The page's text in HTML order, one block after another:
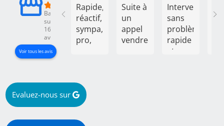
Basé
sur
166
avis
Voir tous les avis
Rapide,
réactif,
sympa,
pro,
Suite à
un
appel
vendredi
Intervention
sans
problème,
rapide
et
Evaluez-nous sur